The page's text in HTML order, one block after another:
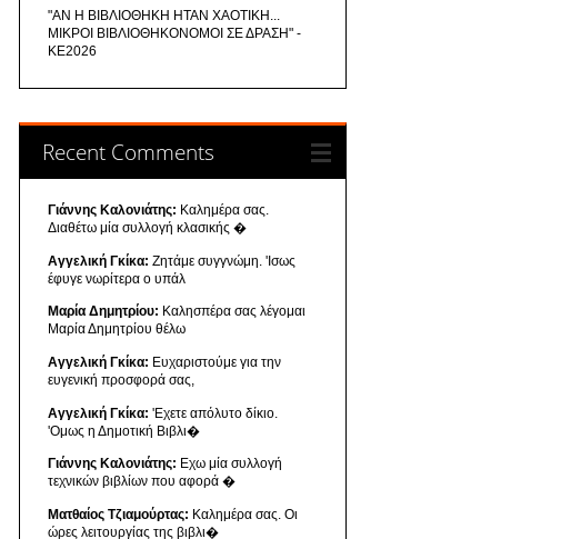
"ΑΝ Η ΒΙΒΛΙΟΘΗΚΗ ΗΤΑΝ ΧΑΟΤΙΚΗ...
ΜΙΚΡΟΙ ΒΙΒΛΙΟΘΗΚΟΝΟΜΟΙ ΣΕ ΔΡΑΣΗ" -
ΚΕ2026
Recent Comments
Γιάννης Καλονιάτης: Καλημέρα σας.
Διαθέτω μία συλλογή κλασικής �
Αγγελική Γκίκα: Ζητάμε συγγνώμη. 'Ισως
έφυγε νωρίτερα ο υπάλ
Μαρία Δημητρίου: Καλησπέρα σας λέγομαι
Μαρία Δημητρίου θέλω
Αγγελική Γκίκα: Ευχαριστούμε για την
ευγενική προσφορά σας,
Αγγελική Γκίκα: 'Εχετε απόλυτο δίκιο.
'Ομως η Δημοτική Βιβλι�
Γιάννης Καλονιάτης: Εχω μία συλλογή
τεχνικών βιβλίων που αφορά �
Ματθαίος Τζιαμούρτας: Καλημέρα σας. Οι
ώρες λειτουργίας της βιβλι�